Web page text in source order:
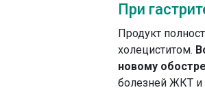
При
Продукт
холециститом.
новому
болезней ЖКТ и